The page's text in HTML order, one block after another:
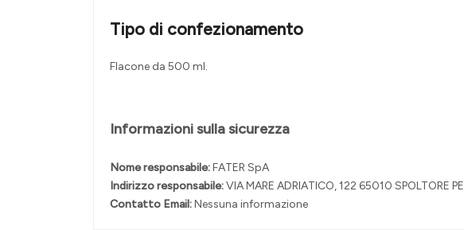
Tipo di confezionamento
Flacone da 500 ml.
Informazioni sulla sicurezza
Nome responsabile:FATER SpA
Indirizzo responsabile:VIA MARE ADRIATICO, 122 65010 SPOLTORE PE
Contatto Email:Nessuna informazione